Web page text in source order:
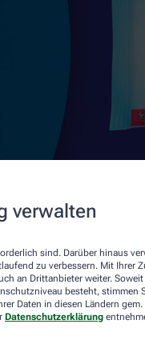
verwalten
sind. Darüber hinaus
zu verbessern. Mit Ihrer
an Drittanbieter weiter. Soweit
besteht, stimmen
Daten in diesen Ländern
Datenschutzerklärung